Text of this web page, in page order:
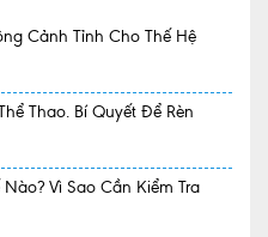
khám bệnh tại Dr. Binh
Cảnh Tỉnh Cho Thế Hệ
Thao. Bí Quyết Để Rèn
Vì Sao Cần Kiểm Tra